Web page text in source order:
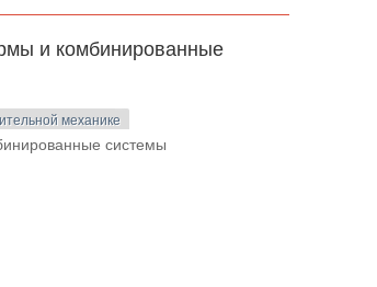
и комбинированные
механике
системы